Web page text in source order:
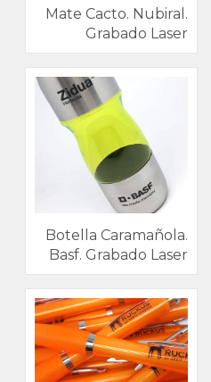
Mate Cacto. Nubiral.
Grabado Laser
Botella Caramañola.
Basf. Grabado Laser